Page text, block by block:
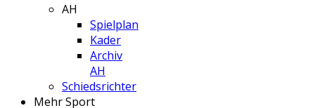
AH
Spielplan
Kader
Archiv
AH
Schiedsrichter
Mehr Sport